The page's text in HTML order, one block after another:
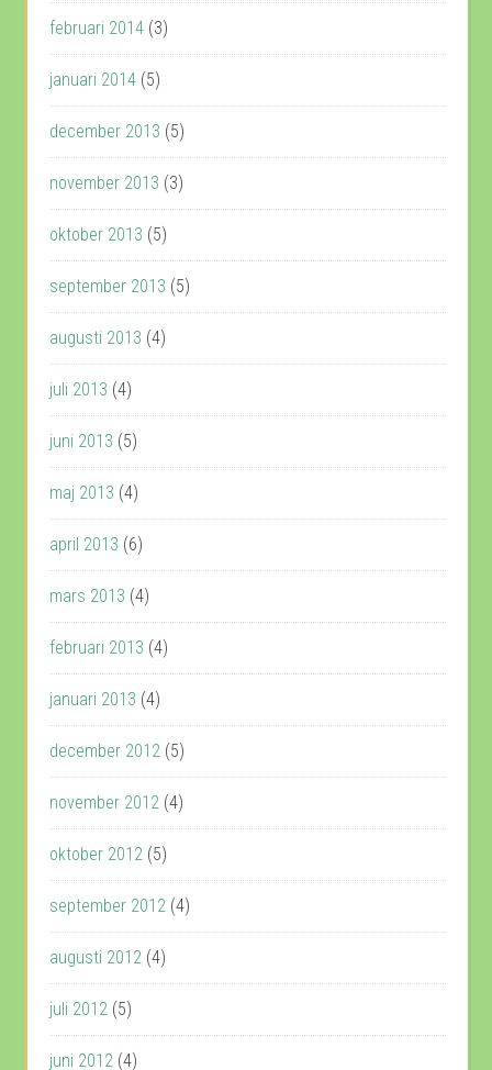
februari 2014 (3)
januari 2014 (5)
december 2013 (5)
november 2013 (3)
oktober 2013 (5)
september 2013 (5)
augusti 2013 (4)
juli 2013 (4)
juni 2013 (5)
maj 2013 (4)
april 2013 (6)
mars 2013 (4)
februari 2013 (4)
januari 2013 (4)
december 2012 (5)
november 2012 (4)
oktober 2012 (5)
september 2012 (4)
augusti 2012 (4)
juli 2012 (5)
juni 2012 (4)